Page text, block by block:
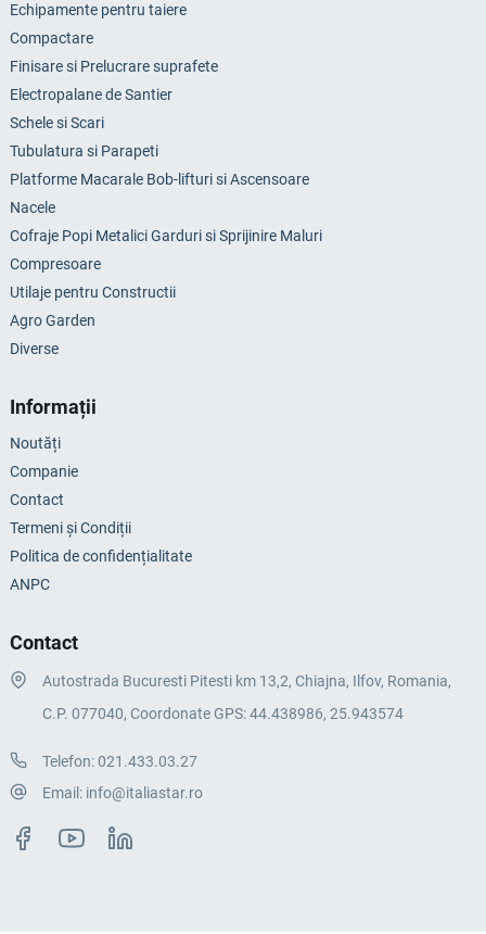
Echipamente pentru taiere
Compactare
Finisare si Prelucrare suprafete
Electropalane de Santier
Schele si Scari
Tubulatura si Parapeti
Platforme Macarale Bob-lifturi si Ascensoare
Nacele
Cofraje Popi Metalici Garduri si Sprijinire Maluri
Compresoare
Utilaje pentru Constructii
Agro Garden
Diverse
Informații
Noutăți
Companie
Contact
Termeni și Condiții
Politica de confidențialitate
ANPC
Contact
Autostrada Bucuresti Pitesti km 13,2, Chiajna, Ilfov, Romania,
C.P. 077040, Coordonate GPS: 44.438986, 25.943574
Telefon:021.433.03.27
Email: info@italiastar.ro